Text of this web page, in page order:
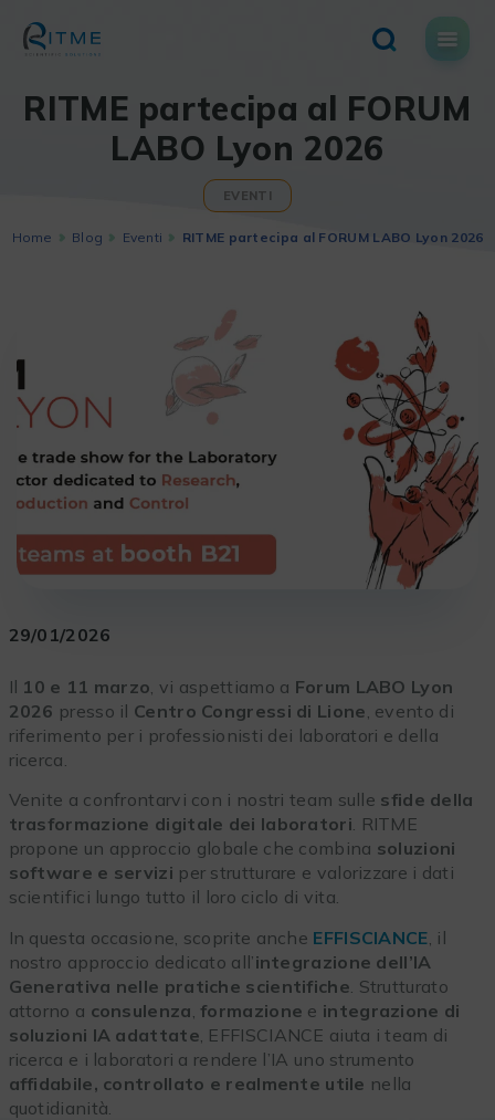
content
RITME partecipa al FORUM
LABO Lyon 2026
EVENTI
Home Blog Eventi RITME partecipa al FORUM LABO Lyon 2026
29/01/2026
Il 10 e 11 marzo, vi aspettiamo a Forum LABO Lyon
2026 presso il Centro Congressi di Lione, evento di
riferimento per i professionisti dei laboratori e della
ricerca.
Venite a confrontarvi con i nostri team sulle sfide della
trasformazione digitale dei laboratori. RITME
propone un approccio globale che combina soluzioni
software e servizi per strutturare e valorizzare i dati
scientifici lungo tutto il loro ciclo di vita.
In questa occasione, scoprite anche EFFISCIANCE , il
nostro approccio dedicato all’integrazione dell’IA
Generativa nelle pratiche scientifiche . Strutturato
attorno a consulenza formazione e integrazione di
soluzioni IA adattate , EFFISCIANCE aiuta i team di
ricerca e i laboratori a rendere l’IA uno strumento
affidabile, controllato e realmente utile nella
quotidianità.